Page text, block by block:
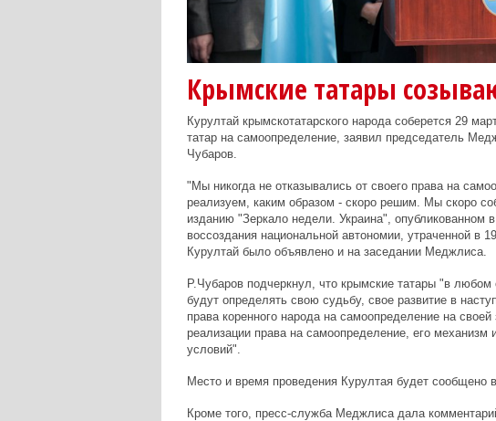
Крымские татары
Курултай крымскотатарского народа соберется 29
татар на самоопределение, заявил председатель
Чубаров.
"Мы никогда не отказывались от своего права на
реализуем, каким образом - скоро решим. Мы скоро
изданию "Зеркало недели. Украина", опубликованном
воссоздания национальной автономии, утраченной в
Курултай было объявлено и на заседании Меджлиса.
Р.Чубаров подчеркнул, что крымские татары "в
будут определять свою судьбу, свое развитие в
права коренного народа на самоопределение на
реализации права на самоопределение, его
условий".
Место и время проведения Курултая будет сообщено
Кроме того, пресс-служба Меджлиса дала